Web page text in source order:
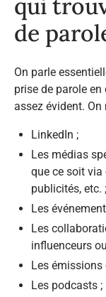
qui
de
On parle
prise de parole
assez évident.
LinkedIn ;
Les médias
que ce soit via
publicités, etc. ;
Les
Les
influenceurs
Les émissions
Les podcasts ;